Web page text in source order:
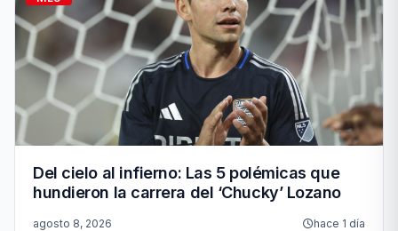
Del cielo al infierno: Las 5 polémicas que
hundieron la carrera del ‘Chucky’ Lozano
agosto 8, 2026 hace 1 día